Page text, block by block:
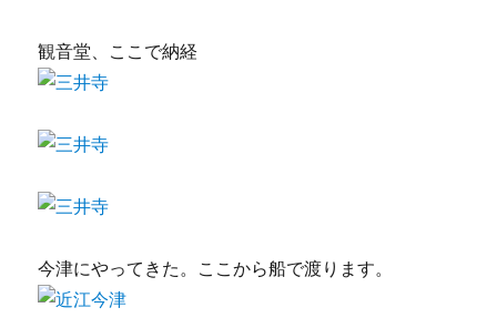
観音堂、ここで納経
今津にやってきた。ここから船で渡ります。